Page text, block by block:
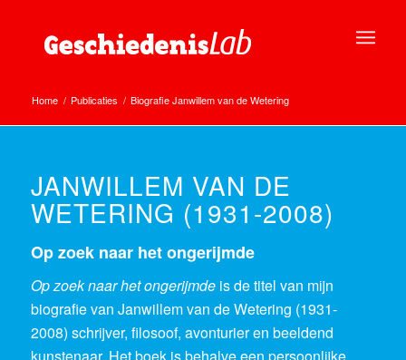
Home / Publicaties / Biografie Janwillem van de Wetering
JANWILLEM VAN DE
WETERING (1931-2008)
Op zoek naar het ongerijmde
Op zoek naar het ongerijmde is de titel van mijn
biografie van Janwillem van de Wetering (1931-
2008) schrijver, filosoof, avonturier en beeldend
kunstenaar. Het boek is behalve een persoonlijke